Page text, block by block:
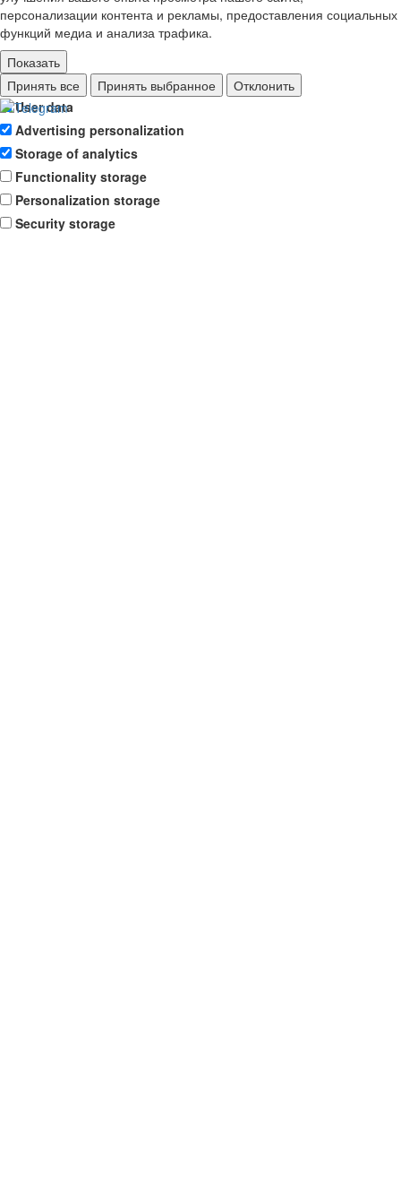
персонализации контента и рекламы, предоставления социальных
функций медиа и анализа трафика.
Показать
Ad storage
User data
Advertising personalization
Storage of analytics
Functionality storage
Personalization storage
Security storage
Принять все Принять выбранное Отклонить